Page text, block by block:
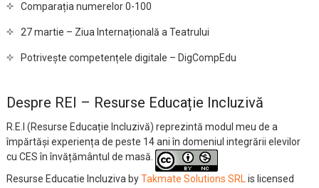
Comparația numerelor 0-100
27 martie – Ziua Internațională a Teatrului
Potrivește competențele digitale – DigCompEdu
Despre REI – Resurse Educație Incluzivă
R.E.I (Resurse Educație Incluzivă) reprezintă modul meu de a
împărtăși experiența de peste 14 ani în domeniul integrării elevilor
cu CES în învățământul de masă.
Resurse Educatie IncluzivabyTakmate Solutions SRLis licensed